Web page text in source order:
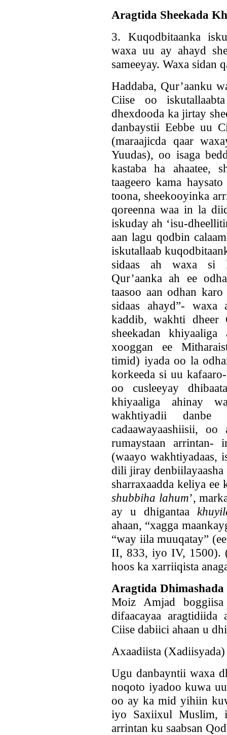
Aragtida Sheekada
3. Kuqodbitaanka
waxa uu ay ahayd
sameeyay. Waxa sidan
Haddaba, Qur’aanku
Ciise oo
dhexdooda ka jirtay
danbaystii Eebbe uu
(maraajicda qaar
Yuudas), oo isaga
kastaba ha ahaatee,
taageero kama
toona, sheekooyinka
qoreenna waa in la
iskuday ah ‘isu-
aan lagu qodbin
iskutallaab
sidaas ah waxa si
Qur’aanka ah ee
taasoo aan odhan
sidaas ahayd”-
kaddib, wakhti dheer
sheekadan
xooggan ee
timid) iyada oo la
korkeeda si uu
oo cusleeyay
khiyaaliga ahinay
wakhtiyadii
cadaawayaashiisii,
rumaystaan arrintan-
(waayo wakhtiyadaas,
dili jiray denbiilayaasha
sharraxaadda keliya ee
shubbiha lahum’,
ay u dhigantaa
ahaan, “xagga
“way iila muuqatay”
II, 833, iyo IV, 1500).
hoos ka xarriiqista
Aragtida
Moiz Amjad
difaacayaa
Ciise dabiici ahaan u
Axaadiista (Xadiisyada)
Ugu danbayntii waxa
noqoto iyadoo kuwa
oo ay ka mid yihiin
iyo Saxiixul Muslim,
arrintan ku saabsan